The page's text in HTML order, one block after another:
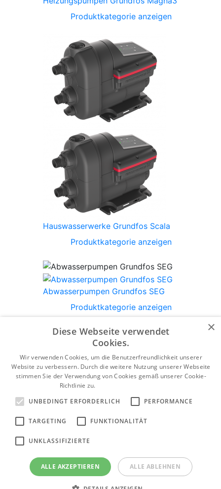
Produktkategorie anzeigen
Hauswasserwerke Grundfos Scala
Produktkategorie anzeigen
Abwasserpumpen Grundfos SEG
Produktkategorie anzeigen
Tiefbrunnenpumpen Grundfos SP
Produktkategorie anzeigen
Grundfos Abwasserpumpen SEV
Produktkategorie anzeigen
×
Diese Webseite verwendet
Cookies.
Wir verwenden Cookies, um die Benutzerfreundlichkeit unserer
Website zu verbessern. Durch die weitere Nutzung unserer Webseite
stimmen Sie der Verwendung von Cookies gemäß unserer Cookie-
Richtlinie zu.
UNBEDINGT ERFORDERLICH
PERFORMANCE
TARGETING FUNKTIONALITÄT
UNKLASSIFIZIERTE
ALLE AKZEPTIEREN ALLE ABLEHNEN